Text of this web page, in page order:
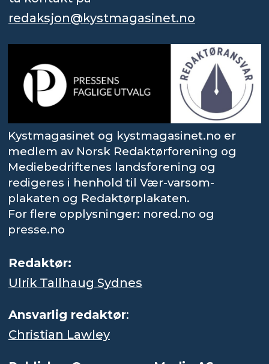
redaksjon@kystmagasinet.no
Kystmagasinet og kystmagasinet.no er
medlem av Norsk Redaktørforening og
Mediebedriftenes landsforening og
redigeres i henhold til Vær-varsom-
plakaten og Redaktørplakaten.
For flere opplysninger: nored.no og
presse.no
Redaktør:
Ulrik Tallhaug Sydnes
Ansvarlig redaktør:
Christian Lawley